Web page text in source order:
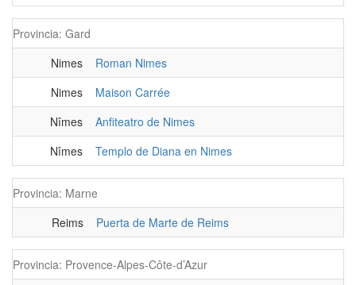
Provincia: Gard
Nimes
Roman Nimes
Nimes
Maison Carrée
Nîmes
Anfiteatro de Nimes
Nîmes
Templo de Diana en Nimes
Provincia: Marne
Reims
Puerta de Marte de Reims
Provincia: Provence-Alpes-Côte-d’Azur